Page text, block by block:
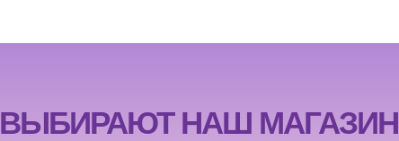
ВЫБИРАЮТ НАШ МАГАЗИН